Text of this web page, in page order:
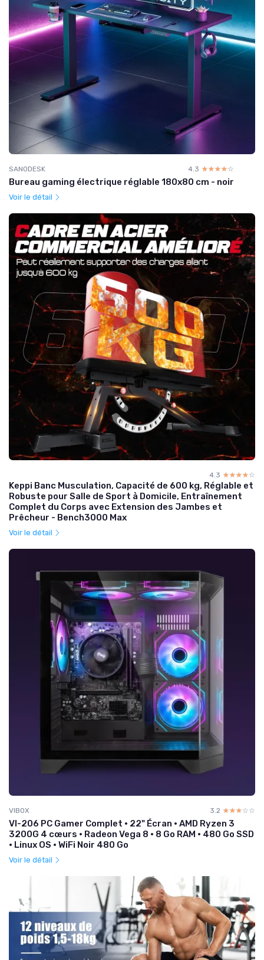
SANODESK 4.3 ☆☆☆☆☆
★★★★★
Bureau gaming électrique réglable 180x80 cm - noir
Voir le détail
4.3 ☆☆☆☆☆
★★★★★
Keppi Banc Musculation, Capacité de 600 kg, Réglable et
Robuste pour Salle de Sport à Domicile, Entraînement
Complet du Corps avec Extension des Jambes et
Prêcheur - Bench3000 Max
Voir le détail
VIBOX 3.2 ☆☆☆☆☆
★★★★★
VI-206 PC Gamer Complet • 22" Écran • AMD Ryzen 3
3200G 4 cœurs • Radeon Vega 8 • 8 Go RAM • 480 Go SSD
• Linux OS • WiFi Noir 480 Go
Voir le détail